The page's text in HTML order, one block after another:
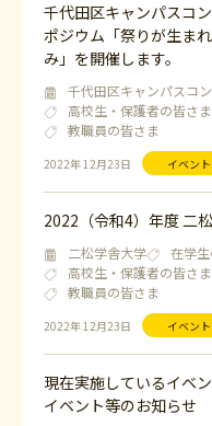
2022年 12月23日 イベント
千代田区キャンパスコ
ポジウム「祭りが生ま
み」を開催します。
千代田区キャンパスコ
高校生・保護者の皆さま
教職員の皆さま
2022年 12月23日 イベント
2022（令和4）年度 二
二松学舎大学
在学
高校生・保護者の皆さま
教職員の皆さま
現在実施しているイベ
イベント等のお知らせ